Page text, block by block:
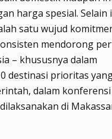
harga spesial. Selain
satu wujud
mendorong
– khususnya dalam
destinasi prioritas
dalam konferensi
di